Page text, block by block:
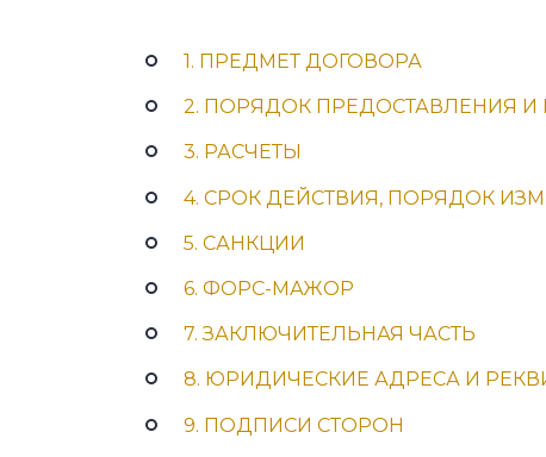
1. ПРЕДМЕТ ДОГОВОРА
2. ПОРЯДОК ПРЕДОСТАВЛЕНИЯ И
3. РАСЧЕТЫ
4. СРОК ДЕЙСТВИЯ, ПОРЯДОК
5. САНКЦИИ
6. ФОРС-МАЖОР
7. ЗАКЛЮЧИТЕЛЬНАЯ ЧАСТЬ
8. ЮРИДИЧЕСКИЕ АДРЕСА И
9. ПОДПИСИ СТОРОН